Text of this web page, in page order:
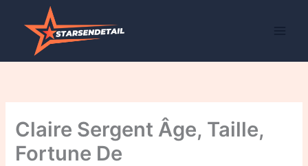
Claire Sergent Âge, Taille,
Fortune De